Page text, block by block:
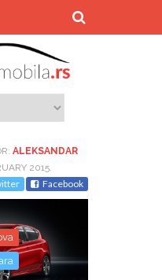
ALEKSANDAR
2015.
Facebook